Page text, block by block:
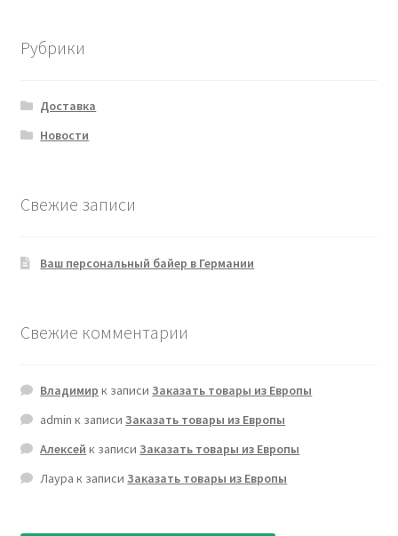
Рубрики
Доставка
Новости
Свежие записи
Ваш персональный байер в Германии
Свежие комментарии
Владимир к записиЗаказать товары из Европы
admin к записиЗаказать товары из Европы
Алексей к записиЗаказать товары из Европы
Лаура к записиЗаказать товары из Европы